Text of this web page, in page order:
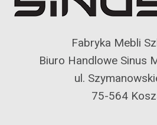
Fabryka Mebli
Biuro Handlowe Sinus
ul.
75-564